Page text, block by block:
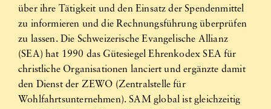
über ihre Tätigkeit und den Einsatz der Spendenmittel
zu informieren und die Rechnungsführung überprüfen
zu lassen. Die Schweizerische Evangelische Allianz
(SEA) hat 1990 das Gütesiegel Ehrenkodex SEA für
christliche Organisationen lanciert und ergänzte damit
den Dienst der ZEWO (Zentralstelle für
Wohlfahrtsunternehmen). SAM global ist gleichzeitig